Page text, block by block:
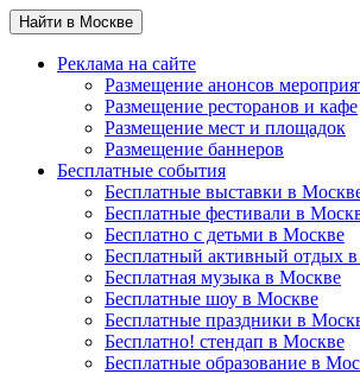
Найти в Москве
Реклама на сайте
Размещение анонсов
Размещение ресторанов и кафе
Размещение мест и площадок
Размещение баннеров
Бесплатные события
Бесплатные выставки в
Бесплатные фестивали в
Бесплатно с детьми в Москве
Бесплатный активный отдых
Бесплатная музыка в Москве
Бесплатные шоу в Москве
Бесплатные праздники в
Бесплатно! стендап в Москве
Бесплатные образование в